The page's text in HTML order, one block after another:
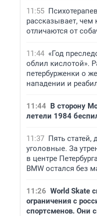
11:55
рассказывает, чем
отличаются от
11:44 «Год
облил кислотой».
петербурженки о
нападении и
11:44 В сторону
летели 1984
11:37 Пять статей,
уголовные. За
в центре
BMW остался без
11:26 World Skate
ограничения с
спортсменов. Они